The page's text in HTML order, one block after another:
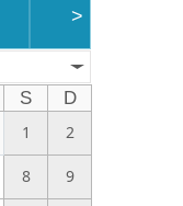
>
S
D
1
2
8 9